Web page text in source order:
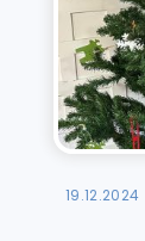
19.12.2024